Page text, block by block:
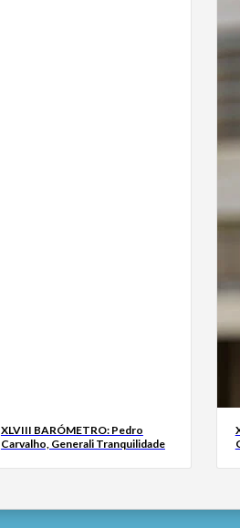
XLVIII BARÓMETRO: Pedro
Carvalho, Generali Tranquilidade